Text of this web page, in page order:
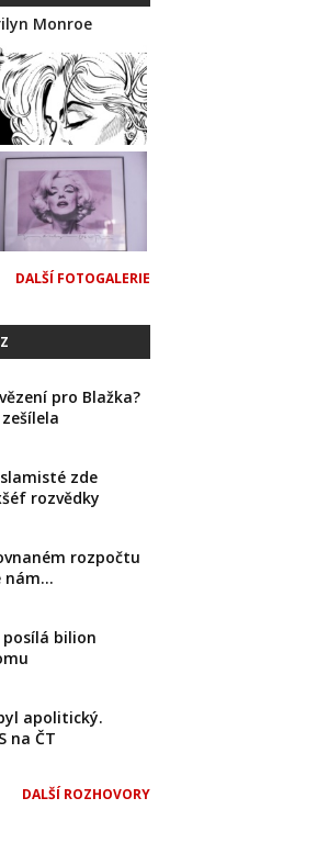
Monroe
DALŠÍ FOTOGALERIE
pro Blažka?
zde
rozvědky
rozpočtu
nám…
bilion
apolitický.
na ČT
DALŠÍ ROZHOVORY